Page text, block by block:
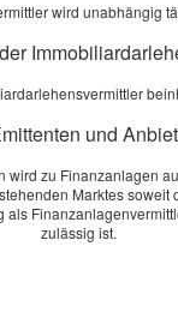
, Geschäftsführer
ohne die
im Bereich des
Deshalb kann ich ihn
wird unabhängig
und
wird zu Finanzanlagen
Marktes soweit
zulässig ist.